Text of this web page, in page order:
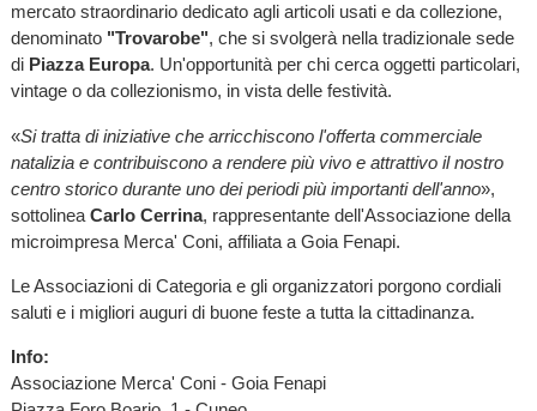
mercato straordinario dedicato agli articoli usati e da collezione,
denominato "Trovarobe", che si svolgerà nella tradizionale sede
di Piazza Europa. Un'opportunità per chi cerca oggetti particolari,
vintage o da collezionismo, in vista delle festività.
«Si tratta di iniziative che arricchiscono l'offerta commerciale
natalizia e contribuiscono a rendere più vivo e attrattivo il nostro
centro storico durante uno dei periodi più importanti dell'anno»,
sottolinea Carlo Cerrina, rappresentante dell'Associazione della
microimpresa Merca' Coni, affiliata a Goia Fenapi.
Le Associazioni di Categoria e gli organizzatori porgono cordiali
saluti e i migliori auguri di buone feste a tutta la cittadinanza.
Info:
Associazione Merca' Coni - Goia Fenapi